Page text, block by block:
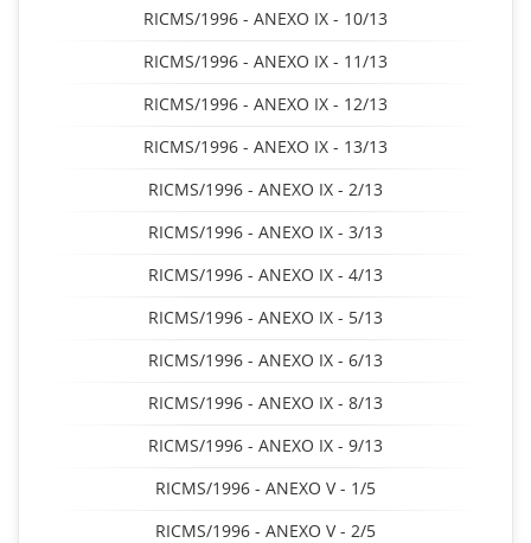
RICMS/1996 - ANEXO IX - 10/13
RICMS/1996 - ANEXO IX - 11/13
RICMS/1996 - ANEXO IX - 12/13
RICMS/1996 - ANEXO IX - 13/13
RICMS/1996 - ANEXO IX - 2/13
RICMS/1996 - ANEXO IX - 3/13
RICMS/1996 - ANEXO IX - 4/13
RICMS/1996 - ANEXO IX - 5/13
RICMS/1996 - ANEXO IX - 6/13
RICMS/1996 - ANEXO IX - 8/13
RICMS/1996 - ANEXO IX - 9/13
RICMS/1996 - ANEXO V - 1/5
RICMS/1996 - ANEXO V - 2/5